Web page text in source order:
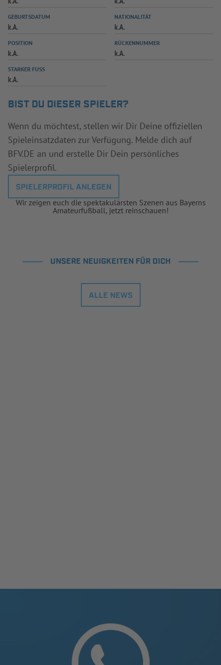
SPIELPLUS
GEBURTSDATUM
k.A.
NATIONALITÄT
k.A.
POSITION
k.A.
RÜCKENNUMMER
k.A.
STARKER FUSS
k.A.
BIST DU DIESER SPIELER?
Wenn du möchtest, stellen wir Dir Deine offiziellen
Spieleinsatzdaten zur Verfügung. Melde dich auf
BFV.DE an und erstelle Dir Dein persönliches
Spielerprofil.
SPIELERPROFIL ANLEGEN
Wir zeigen euch die spektakulärsten Szenen aus Bayerns
Amateurfußball, jetzt reinschauen!
UNSERE NEUIGKEITEN FÜR DICH
ALLE NEWS